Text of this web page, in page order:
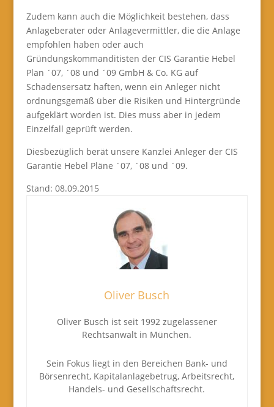
Zudem kann auch die Möglichkeit bestehen, dass
Anlageberater oder Anlagevermittler, die die Anlage
empfohlen haben oder auch
Gründungskommanditisten der CIS Garantie Hebel
Plan ´07, ´08 und ´09 GmbH & Co. KG auf
Schadensersatz haften, wenn ein Anleger nicht
ordnungsgemäß über die Risiken und Hintergründe
aufgeklärt worden ist. Dies muss aber in jedem
Einzelfall geprüft werden.
Diesbezüglich berät unsere Kanzlei Anleger der CIS
Garantie Hebel Pläne ´07, ´08 und ´09.
Stand: 08.09.2015
Oliver Busch
Oliver Busch ist seit 1992 zugelassener
Rechtsanwalt in München.
Sein Fokus liegt in den Bereichen Bank- und
Börsenrecht, Kapitalanlagebetrug, Arbeitsrecht,
Handels- und Gesellschaftsrecht.